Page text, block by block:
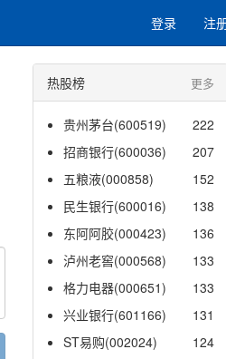
登录 注
热股榜 更多
贵州茅台(600519)
222
招商银行(600036)
207
五粮液(000858)
152
民生银行(600016)
138
东阿阿胶(000423)
136
泸州老窖(000568)
133
格力电器(000651)
133
兴业银行(601166)
131
ST易购(002024)
124